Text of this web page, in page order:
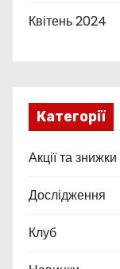
Квітень 2024
Категорії
Акції та знижки
Дослідження
Клуб